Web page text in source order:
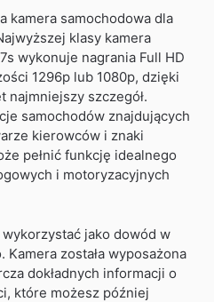
kamera samochodowa dla
klasy kamera
wykonuje nagrania Full HD
1296p lub 1080p, dzięki
najmniejszy szczegół.
samochodów znajdujących
kierowców i znaki
pełnić funkcję idealnego
i motoryzacyjnych
jako dowód w
została wyposażona
dokładnych informacji o
które możesz później